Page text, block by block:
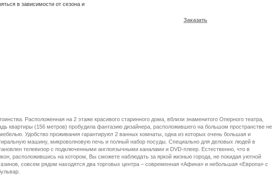
в зависимости от сезона и
Заказать
Расположенная на 2 этаже красивого старинного дома, вблизи знаменитого Оперного театра,
(156 метров) пробудила фантазию дизайнера, расположившего на большом пространстве не
Удобство проживания гарантируют 2 ванных комнаты, одна из которых очень большая и
машину, микроволновую печь и полный набор посуды. Специально для деловых людей в
телевизор с подключенными англоязычными каналами и DVD-плеер. Естественно, что в
расположившись на котором, Вы сможете наблюдать за яркой жизнью города, не покидая уютной
совсем рядом находятся два торговых центра – современная «Афина» и небольшая «Европа» с